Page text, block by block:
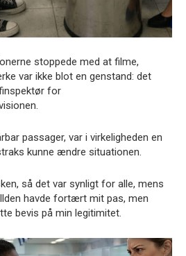
stoppede med at filme,
var ikke blot en genstand: det
for
passager, var i virkeligheden en
kunne ændre situationen.
så det var synligt for alle, mens
havde fortært mit pas, men
bevis på min legitimitet.